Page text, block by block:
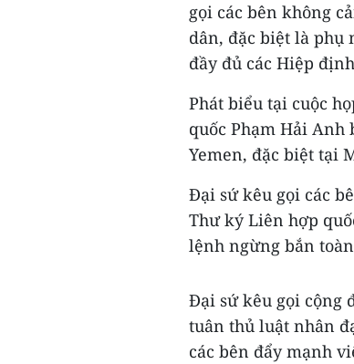
gọi các bên không
dân, đặc biệt là phụ
đầy đủ các Hiệp
Phát biểu tại cuộc
quốc Phạm Hải
Yemen, đặc biệt tại
Đại sứ kêu gọi các
Thư ký Liên hợp
lệnh ngừng bắn
Đại sứ kêu gọi cộng
tuân thủ luật nhân
các bên đẩy mạnh